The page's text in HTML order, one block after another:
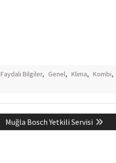
Faydalı Bilgiler, Genel, Klima, Kombi,
Next
post:
Muğla Bosch Yetkili Servisi